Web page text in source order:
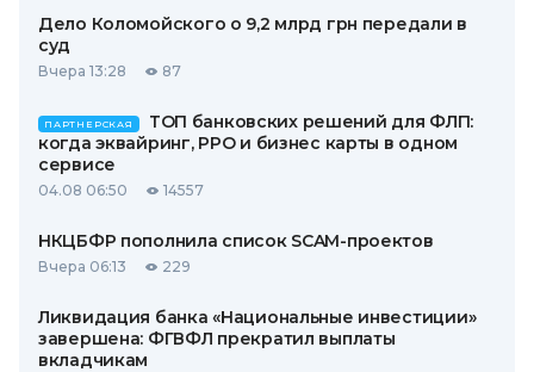
Дело Коломойского о 9,2 млрд грн передали в
суд
Вчера 13:28 87
ПАРТНЕРСКАЯ
ТОП банковских решений для ФЛП:
когда эквайринг, РРО и бизнес карты в одном
сервисе
04.08 06:50 14557
НКЦБФР пополнила список SCAM-проектов
Вчера 06:13 229
Ликвидация банка «Национальные инвестиции»
завершена: ФГВФЛ прекратил выплаты
вкладчикам